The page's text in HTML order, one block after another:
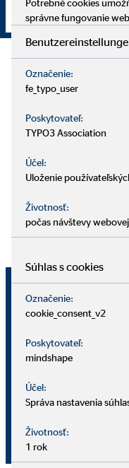
Nadviazať kontakt
Dáša Pivarčíková
okresná vedúca pre
Slovensko a.s.
Mostná 62
949 01 Nitra
Potrebné cookies
správne fungovanie
Označenie:
fe_typo_user
Poskytovateľ:
TYPO3 Association
Účel:
Uloženie
Životnosť:
počas návštevy
Súhlas s cookies
Označenie:
cookie_consent_v2
Poskytovateľ:
mindshape
Účel:
Správa nastavenia
Životnosť:
1 rok